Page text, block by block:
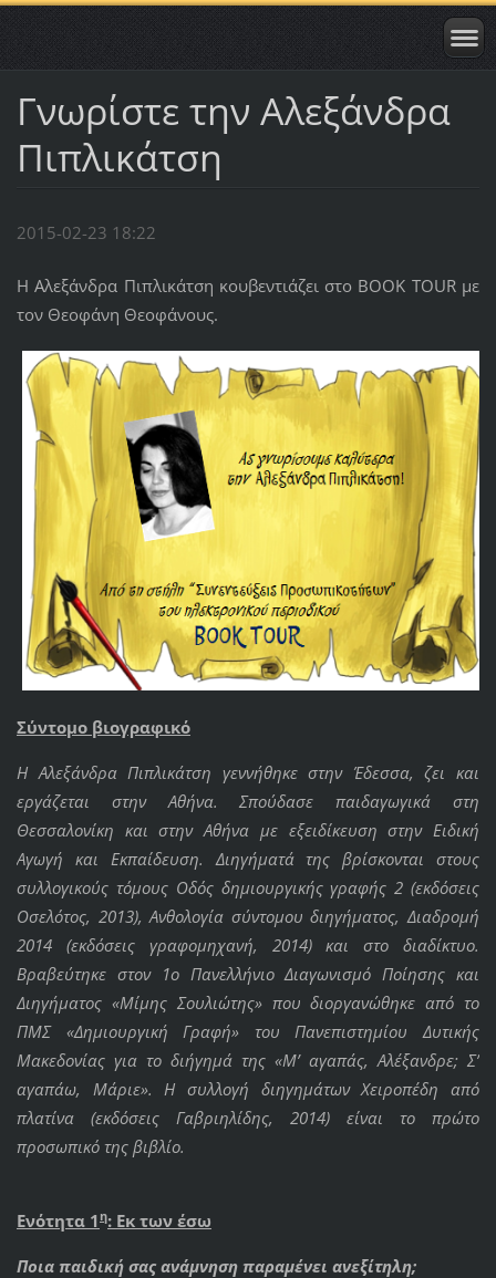
Γνωρίστε την Αλεξάνδρα
Πιπλικάτση
2015-02-23 18:22
Η Αλεξάνδρα Πιπλικάτση κουβεντιάζει στο BOOK TOUR με
τον Θεοφάνη Θεοφάνους.
Σύντομο βιογραφικό
Η Αλεξάνδρα Πιπλικάτση γεννήθηκε στην Έδεσσα, ζει και
εργάζεται στην Αθήνα. Σπούδασε παιδαγωγικά στη
Θεσσαλονίκη και στην Αθήνα με εξειδίκευση στην Ειδική
Αγωγή και Εκπαίδευση. Διηγήματά της βρίσκονται στους
συλλογικούς τόμους Οδός δημιουργικής γραφής 2 (εκδόσεις
Οσελότος, 2013), Ανθολογία σύντομου διηγήματος, Διαδρομή
2014 (εκδόσεις γραφομηχανή, 2014) και στο διαδίκτυο.
Βραβεύτηκε στον 1ο Πανελλήνιο Διαγωνισμό Ποίησης και
Διηγήματος «Μίμης Σουλιώτης» που διοργανώθηκε από το
ΠΜΣ «Δημιουργική Γραφή» του Πανεπιστημίου Δυτικής
Μακεδονίας για το διήγημά της «Μ’ αγαπάς, Αλέξανδρε; Σ’
αγαπάω, Μάριε». Η συλλογή διηγημάτων Χειροπέδη από
πλατίνα (εκδόσεις Γαβριηλίδης, 2014) είναι το πρώτο
προσωπικό της βιβλίο.
Ενότητα 1 η: Εκ των έσω
Ποια παιδική σας ανάμνηση παραμένει ανεξίτηλη;